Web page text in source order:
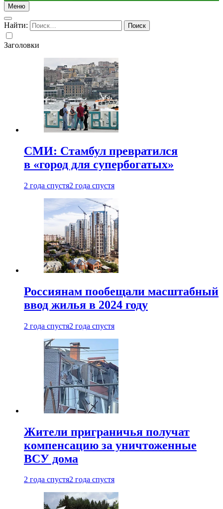
Меню
Найти:
Заголовки
СМИ: Стамбул превратился
в «город для супербогатых»
2 года спустя2 года спустя
Россиянам пообещали масштабный
ввод жилья в 2024 году
2 года спустя2 года спустя
Жители приграничья получат
компенсацию за уничтоженные
ВСУ дома
2 года спустя2 года спустя